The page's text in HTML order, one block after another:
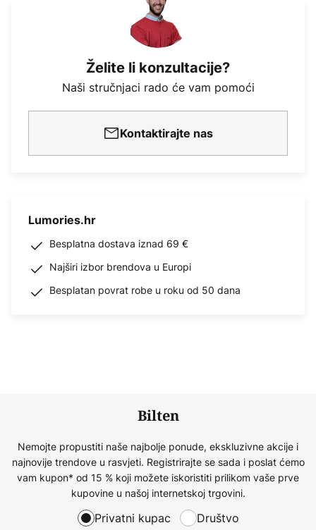
Želite li konzultacije?
Naši stručnjaci rado će vam pomoći
Kontaktirajte nas
Lumories.hr
Besplatna dostava iznad 69 €
Najširi izbor brendova u Europi
Besplatan povrat robe u roku od 50 dana
Bilten
Nemojte propustiti naše najbolje ponude, ekskluzivne akcije i
najnovije trendove u rasvjeti. Registrirajte se sada i poslat ćemo
vam kupon* od 15 % koji možete iskoristiti prilikom vaše prve
kupovine u našoj internetskoj trgovini.
Privatni kupac Društvo